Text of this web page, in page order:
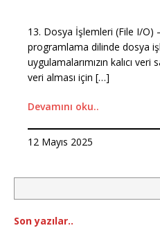
13. Dosya İşlemleri (File I/O)
programlama dilinde dosya
uygulamalarımızın kalıcı
veri alması için […]
Devamını oku..
12 Mayıs 2025
Son yazılar..